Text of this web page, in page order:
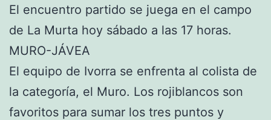
El encuentro partido se juega en el campo
de La Murta hoy sábado a las 17 horas.
MURO-JÁVEA
El equipo de Ivorra se enfrenta al colista de
la categoría, el Muro. Los rojiblancos son
favoritos para sumar los tres puntos y